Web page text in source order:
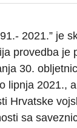
2021.” je
provedba je
30.
lipnja 2021.,
Hrvatske
sa